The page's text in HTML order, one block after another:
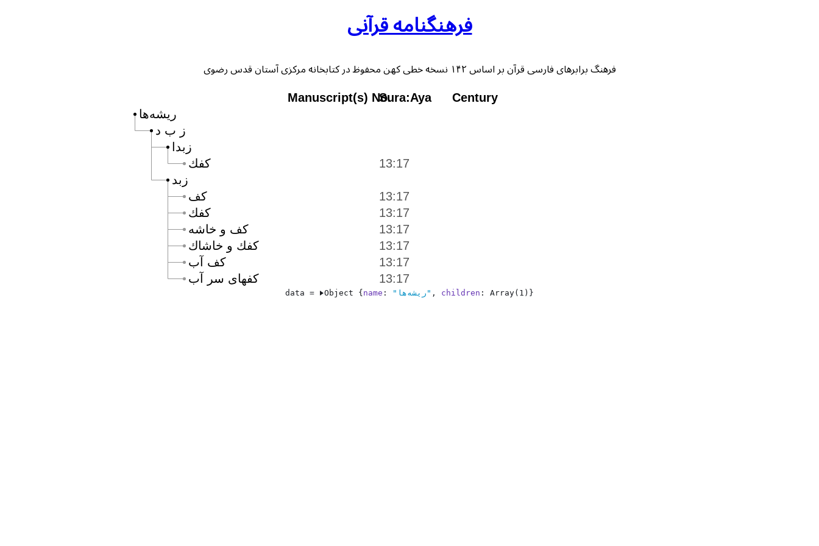
فرهنگنامه قرآنی
فرهنگ برابرهای فارسی قرآن بر اساس ۱۴۲ نسخه خطی کهن محفوظ در کتابخانه مرکزی آستان قدس رضوی
ریشه‌ها
ز ب د
زبدا
زبد
كفك 13:17
كف
13:17
كفك
13:17
كف و خاشه 13:17
كفك و خاشاك 13:17
كف آب 13:17
كفهاى سر آب 13:17
Manuscript(s) No.Sura:Aya Century
data = Object { name : "ریشه‌ها" , children : Array(1) }